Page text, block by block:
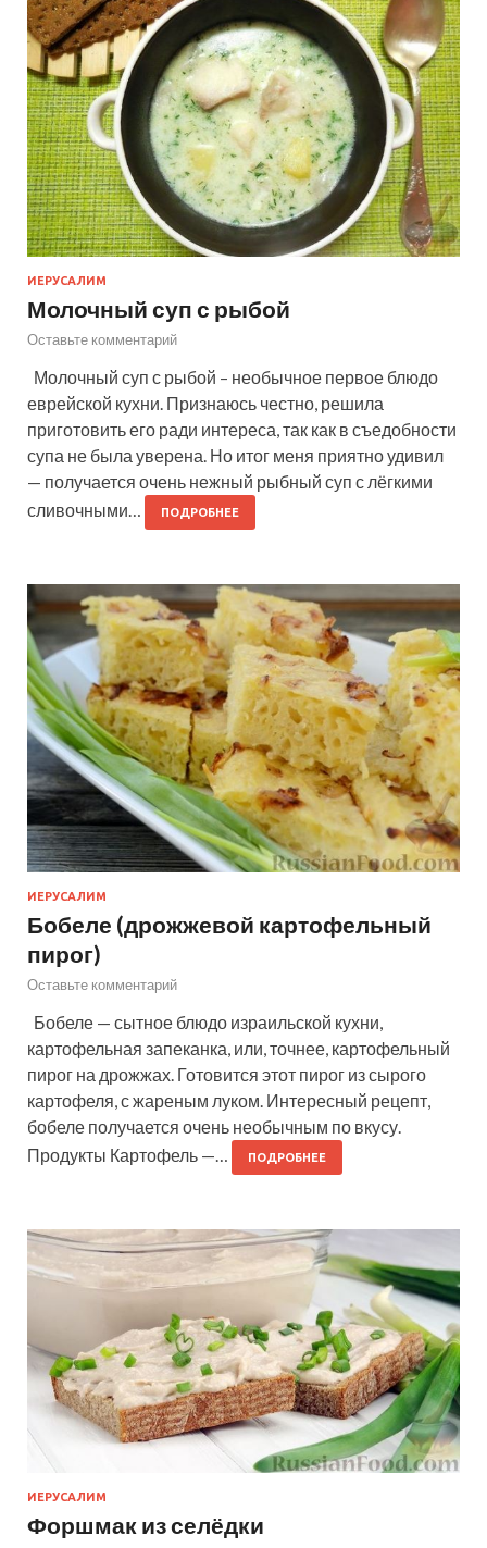
ИЕРУСАЛИМ
Молочный суп с рыбой
Оставьте комментарий
Молочный суп с рыбой – необычное первое блюдо
еврейской кухни. Признаюсь честно, решила
приготовить его ради интереса, так как в съедобности
супа не была уверена. Но итог меня приятно удивил
— получается очень нежный рыбный суп с лёгкими
сливочными…
ПОДРОБНЕЕ
ИЕРУСАЛИМ
Бобеле (дрожжевой картофельный
пирог)
Оставьте комментарий
Бобеле — сытное блюдо израильской кухни,
картофельная запеканка, или, точнее, картофельный
пирог на дрожжах. Готовится этот пирог из сырого
картофеля, с жареным луком. Интересный рецепт,
бобеле получается очень необычным по вкусу.
Продукты Картофель —…
ПОДРОБНЕЕ
ИЕРУСАЛИМ
Форшмак из селёдки